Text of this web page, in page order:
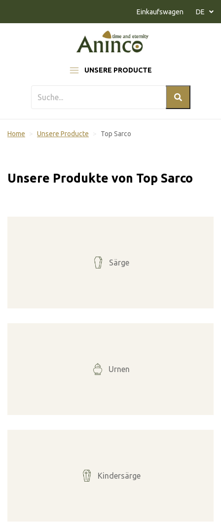
UNSERE PRODUCTE
Einkaufswagen DE
Home Unsere Producte Top Sarco
Unsere Produkte von Top Sarco
Särge
Urnen
Kindersärge